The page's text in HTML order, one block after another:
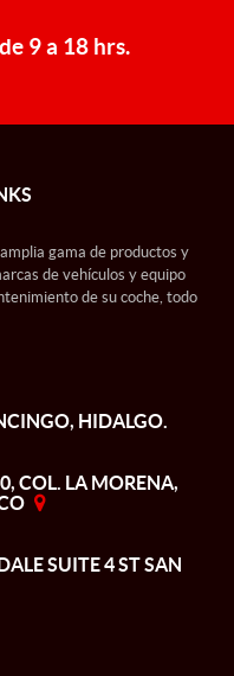
9 a 18 hrs.
gama de productos y
de vehículos y equipo
de su coche, todo
HIDALGO.
COL. LA MORENA,
SUITE 4 ST SAN